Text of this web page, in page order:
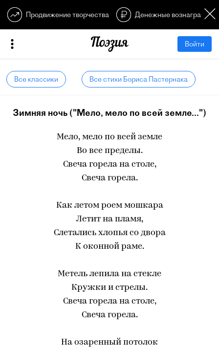
Продвижение творчества Денежные
Войти
Все классики Все стихи Бориса Пастернака
Зимняя ночь ("Мело, мело по всей земле...")
Мело, мело по всей земле
Во все пределы.
Свеча горела на столе,
Свеча горела.
Как летом роем мошкара
Летит на пламя,
Слетались хлопья со двора
К оконной раме.
Метель лепила на стекле
Кружки и стрелы.
Свеча горела на столе,
Свеча горела.
На озаренный потолок